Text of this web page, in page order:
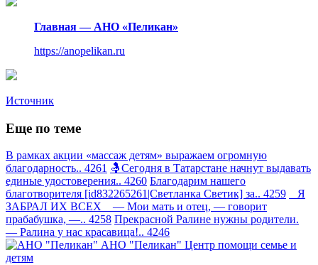
Главная — АНО «Пеликан»
https://anopelikan.ru
Источник
Еще по теме
В рамках акции «массаж детям» выражаем огромную
благодарность.. 4261 🤱Сегодня в Татарстане начнут выдавать
единые удостоверения.. 4260 Благодарим нашего
благотворителя [id832265261|Светланка Светик] за.. 4259
Я
ЗАБРАЛ ИХ ВСЕХ — Мои мать и отец, — говорит
прабабушка, —.. 4258 Прекрасной Ралине нужны родители.
— Ралина у нас красавица!.. 4246
АНО "Пеликан" Центр помощи семье и
детям